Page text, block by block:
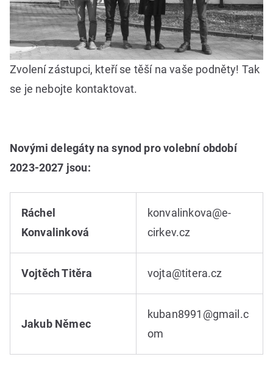
Zvolení zástupci, kteří se těší na vaše podněty! Tak
se je nebojte kontaktovat.
Novými delegáty na synod pro volební období
2023-2027 jsou:
Ráchel
Konvalinková
konvalinkova@e-
cirkev.cz
Vojtěch Titěra vojta@titera.cz
Jakub Němec
kuban8991@gmail.c
om